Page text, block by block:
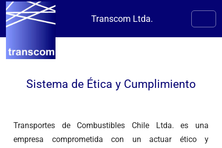
Transcom Ltda.
Sistema de Ética y Cumplimiento
Transportes de Combustibles Chile Ltda. es una
empresa comprometida con un actuar ético y